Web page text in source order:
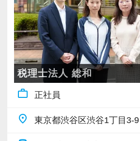
昇格のスピードも早く、やりが
る実感が得られやすい職場です
等級制度でキャリアアップの道
ているので、目標を立ててどん
きましょう！
「こういうことをやってみたい
思いがある人、大歓迎です！
このような体制があることで安
められ、指導をする側の教育に
と考えています。
お互い協力しあいながら、共に
いく環境が整っています。
服装は2026年5月からビジネス
入。清潔感があり社会人として
す。
税理士法人 総和
work_outline 正社員
place 東京都渋谷区渋谷1丁目3-9